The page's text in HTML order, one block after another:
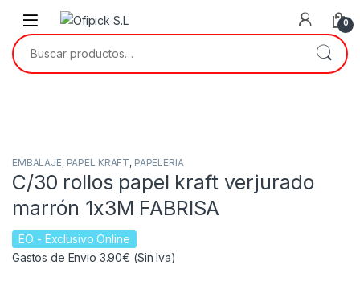
Skip to navigation
Skip to content
0
Buscar por:
EMBALAJE, PAPEL KRAFT, PAPELERIA
C/30 rollos papel kraft verjurado
marrón 1x3M FABRISA
EO - Exclusivo Online
Gastos de Envio 3.90€ (Sin Iva)